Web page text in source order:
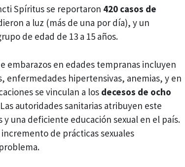
Spíritus se reportaron 420 casos de
a luz (más de una por día), y un
de edad de 13 a 15 años.
embarazos en edades tempranas incluyen
enfermedades hipertensivas, anemias, y en
se vinculan a los decesos de ocho
autoridades sanitarias atribuyen este
una deficiente educación sexual en el país.
de prácticas sexuales